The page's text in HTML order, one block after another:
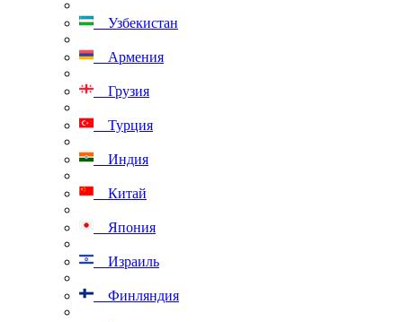
Узбекистан
Армения
Грузия
Турция
Индия
Китай
Япония
Израиль
Финляндия